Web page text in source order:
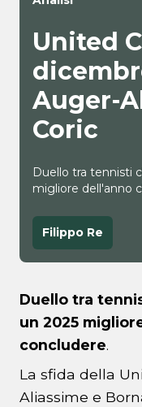
United
Auger-
Coric
Duello tra tennisti
migliore dell'anno
Filippo Re
Duello tra
un 2025
concludere.
La sfida della
Aliassime e